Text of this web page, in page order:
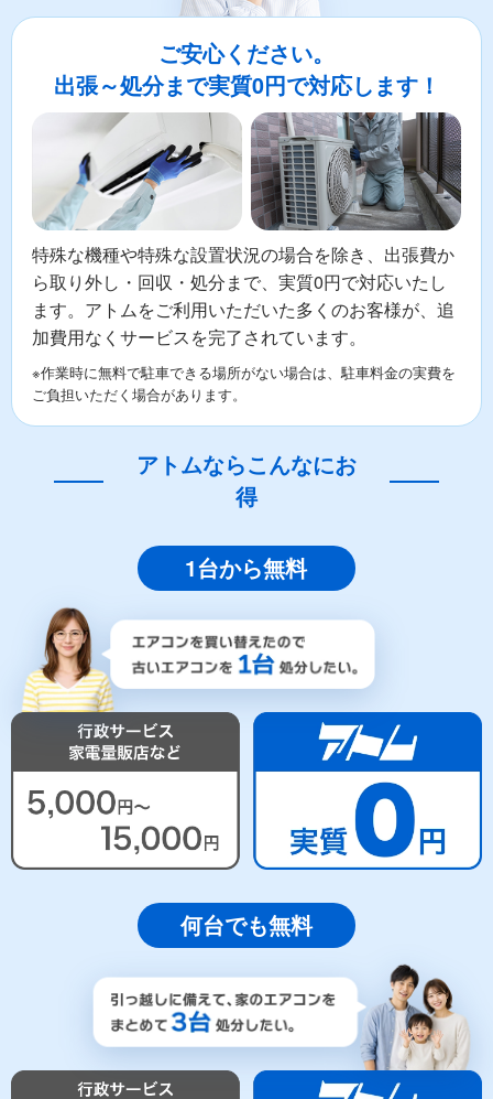
ご安心ください。
出張～処分まで実質0円で対応します！
特殊な機種や特殊な設置状況の場合を除き、出張費か
ら取り外し・回収・処分まで、実質0円で対応いたし
ます。アトムをご利用いただいた多くのお客様が、追
加費用なくサービスを完了されています。
※作業時に無料で駐車できる場所がない場合は、駐車料金の実費を
ご負担いただく場合があります。
アトムならこんなにお
得
1台から無料
何台でも無料